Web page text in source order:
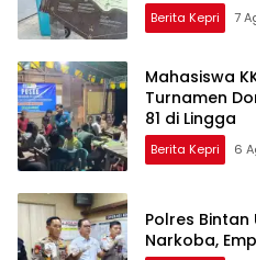
Berita Kepri 7
Mahasiswa
Turnamen
81 di Lingga
Berita Kepri 6
Polres Bintan
Narkoba,